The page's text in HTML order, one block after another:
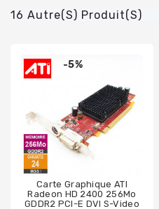
16 Autre(s) Produit(s)
-5%
Carte Graphique ATI
Radeon HD 2400 256Mo
GDDR2 PCI-E DVI S-Video